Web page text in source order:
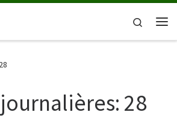
Search
28
28